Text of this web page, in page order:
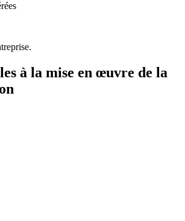
à la mise en œuvre de la